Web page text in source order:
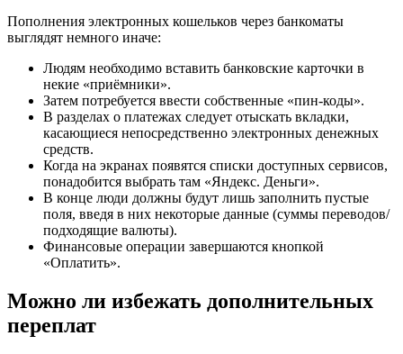
Пополнения электронных кошельков через банкоматы
выглядят немного иначе:
Людям необходимо вставить банковские карточки в
некие «приёмники».
Затем потребуется ввести собственные «пин-коды».
В разделах о платежах следует отыскать вкладки,
касающиеся непосредственно электронных денежных
средств.
Когда на экранах появятся списки доступных сервисов,
понадобится выбрать там «Яндекс. Деньги».
В конце люди должны будут лишь заполнить пустые
поля, введя в них некоторые данные (суммы переводов/
подходящие валюты).
Финансовые операции завершаются кнопкой
«Оплатить».
Можно ли избежать дополнительных
переплат